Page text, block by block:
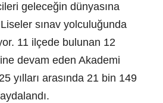
geleceğin dünyasına
sınav yolculuğunda
11 ilçede bulunan 12
devam eden Akademi
yılları arasında 21 bin 149